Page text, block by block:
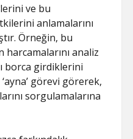
RESMI SILME
ve bu
anlamalarını
Örneğin, bu
harcamalarını analiz
borca girdiklerini
görevi görerek,
sorgulamalarına